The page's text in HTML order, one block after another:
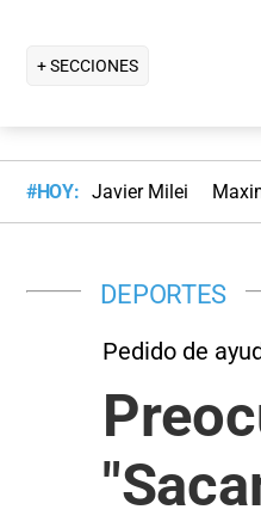
+ SECCIONES
#HOY: Javier Milei
DEPORTES
Pedido de